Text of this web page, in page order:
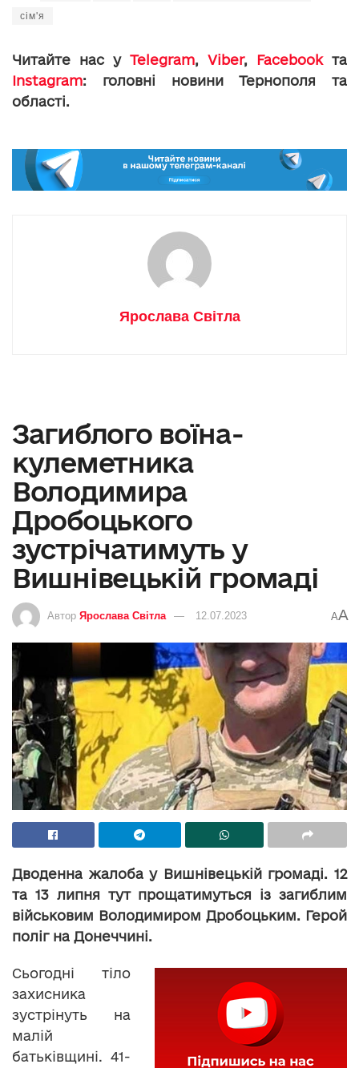
сім'я
Читайте нас у Telegram, Viber, Facebookта
Instagram: головні новини Тернополя та
області.
Ярослава Світла
Загиблого воїна-
кулеметника
Володимира
Дробоцького
зустрічатимуть у
Вишнівецькій громаді
Автор Ярослава Світла 12.07.2023 AA
Дводенна жалоба у Вишнівецькій громаді. 12
та 13 липня тут прощатимуться із загиблим
військовим Володимиром Дробоцьким. Герой
поліг на Донеччині.
Сьогодні тіло
захисника
зустрінуть на
малій
батьківщині. 41-